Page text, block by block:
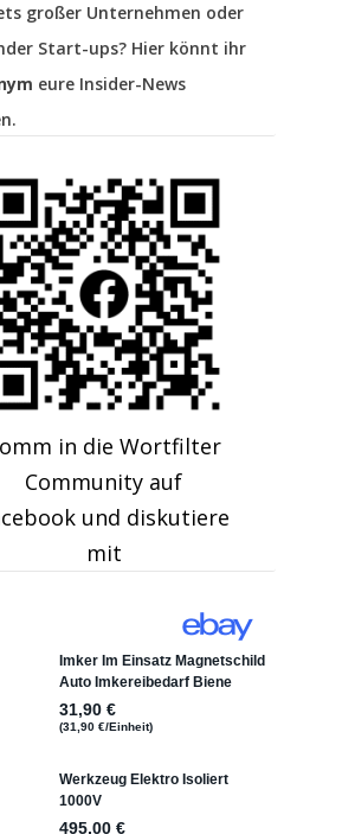
großer Unternehmen oder
Start-ups? Hier könnt ihr
eure Insider-News
in die Wortfilter
Community auf
und diskutiere
mit